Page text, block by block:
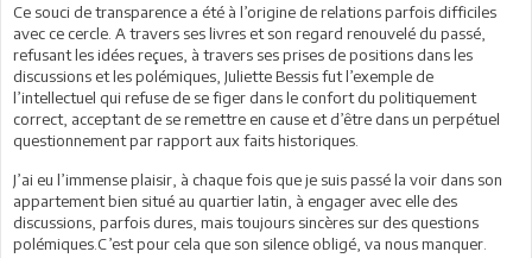
Ce souci de transparence a été à l’origine de relations parfois difficiles
avec ce cercle. A travers ses livres et son regard renouvelé du passé,
refusant les idées reçues, à travers ses prises de positions dans les
discussions et les polémiques, Juliette Bessis fut l’exemple de
l’intellectuel qui refuse de se figer dans le confort du politiquement
correct, acceptant de se remettre en cause et d’être dans un perpétuel
questionnement par rapport aux faits historiques.
J’ai eu l’immense plaisir, à chaque fois que je suis passé la voir dans son
appartement bien situé au quartier latin, à engager avec elle des
discussions, parfois dures, mais toujours sincères sur des questions
polémiques.C’est pour cela que son silence obligé, va nous manquer.